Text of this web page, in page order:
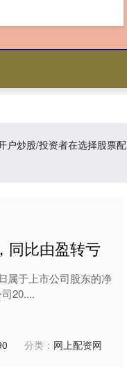
炒股/投资者在选择股票
同比由盈转亏
属于上市公司股东的净
20....
分类： 网上配资网